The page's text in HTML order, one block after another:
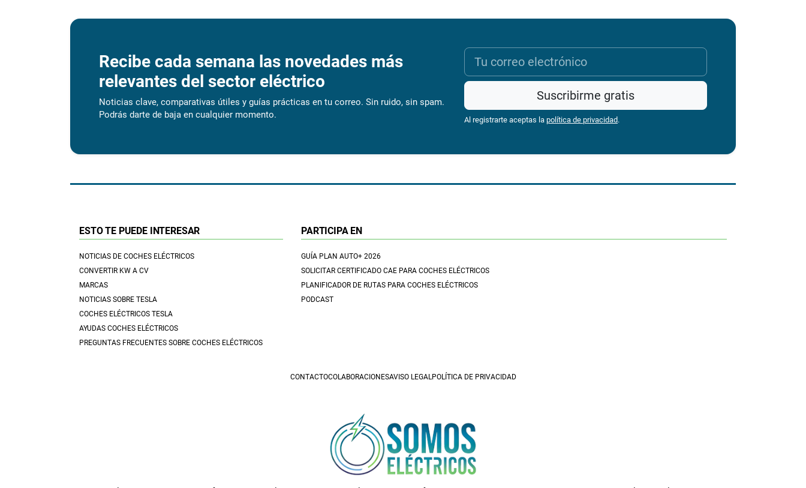
Recibe cada semana las novedades más
relevantes del sector eléctrico
Noticias clave, comparativas útiles y guías prácticas en tu correo. Sin ruido, sin spam.
Podrás darte de baja en cualquier momento.
Suscribirme gratis
Al registrarte aceptas la política de privacidad.
ESTO TE PUEDE INTERESAR
NOTICIAS DE COCHES ELÉCTRICOS
CONVERTIR KW A CV
MARCAS
NOTICIAS SOBRE TESLA
COCHES ELÉCTRICOS TESLA
AYUDAS COCHES ELÉCTRICOS
PREGUNTAS FRECUENTES SOBRE COCHES ELÉCTRICOS
PARTICIPA EN
GUÍA PLAN AUTO+ 2026
SOLICITAR CERTIFICADO CAE PARA COCHES ELÉCTRICOS
PLANIFICADOR DE RUTAS PARA COCHES ELÉCTRICOS
PODCAST
CONTACTOCOLABORACIONESAVISO LEGAL POLÍTICA DE PRIVACIDAD